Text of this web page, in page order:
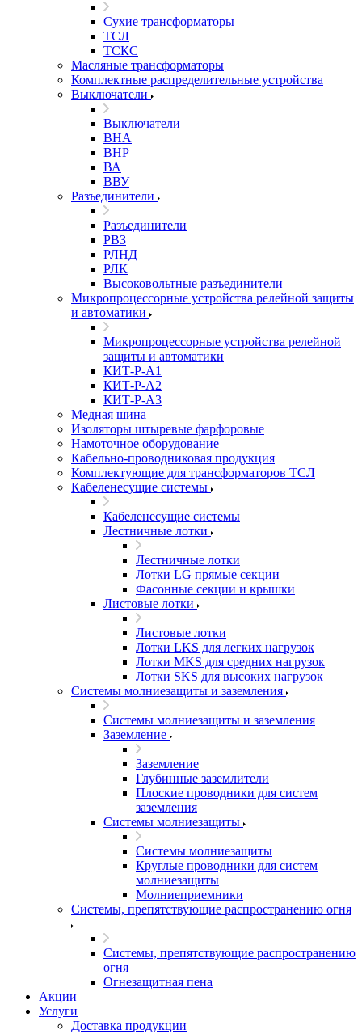
Сухие трансформаторы
ТСЛ
ТСКС
Масляные трансформаторы
Комплектные распределительные устройства
Выключатели
Выключатели
ВНА
ВНР
ВА
ВВУ
Разъединители
Разъединители
РВЗ
РЛНД
РЛК
Высоковольтные разъединители
Микропроцессорные устройства релейной защиты
и автоматики
Микропроцессорные устройства релейной
защиты и автоматики
КИТ-Р-А1
КИТ-Р-А2
КИТ-Р-А3
Медная шина
Изоляторы штыревые фарфоровые
Намоточное оборудование
Кабельно-проводниковая продукция
Комплектующие для трансформаторов ТСЛ
Кабеленесущие системы
Кабеленесущие системы
Лестничные лотки
Лестничные лотки
Лотки LG прямые секции
Фасонные секции и крышки
Листовые лотки
Листовые лотки
Лотки LKS для легких нагрузок
Лотки MKS для средних нагрузок
Лотки SKS для высоких нагрузок
Системы молниезащиты и заземления
Системы молниезащиты и заземления
Заземление
Заземление
Глубинные заземлители
Плоские проводники для систем
заземления
Системы молниезащиты
Системы молниезащиты
Круглые проводники для систем
молниезащиты
Молниеприемники
Системы, препятствующие распространению огня
Системы, препятствующие распространению
огня
Огнезащитная пена
Акции
Услуги
Доставка продукции